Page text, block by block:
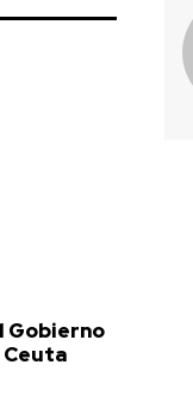
Gobierno
Ceuta